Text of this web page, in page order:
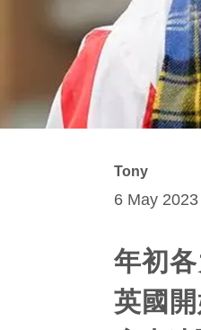
Tony
6 May
年初
英國